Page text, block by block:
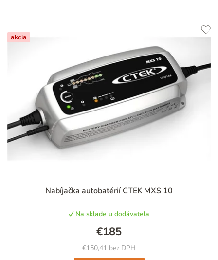
akcia
Nabíjačka autobatérií CTEK MXS 10
hodnotenie
je
5,0
z
5
Na sklade u dodávateľa
€150,41 bez DPH
€185